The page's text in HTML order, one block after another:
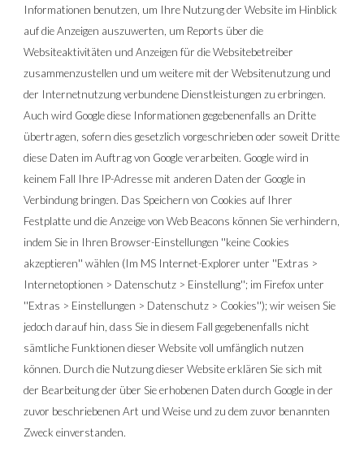
Informationen benutzen, um Ihre Nutzung der Website im Hinblick
auf die Anzeigen auszuwerten, um Reports über die
Websiteaktivitäten und Anzeigen für die Websitebetreiber
zusammenzustellen und um weitere mit der Websitenutzung und
der Internetnutzung verbundene Dienstleistungen zu erbringen.
Auch wird Google diese Informationen gegebenenfalls an Dritte
übertragen, sofern dies gesetzlich vorgeschrieben oder soweit Dritte
diese Daten im Auftrag von Google verarbeiten. Google wird in
keinem Fall Ihre IP-Adresse mit anderen Daten der Google in
Verbindung bringen. Das Speichern von Cookies auf Ihrer
Festplatte und die Anzeige von Web Beacons können Sie verhindern,
indem Sie in Ihren Browser-Einstellungen ''keine Cookies
akzeptieren'' wählen (Im MS Internet-Explorer unter ''Extras >
Internetoptionen > Datenschutz > Einstellung''; im Firefox unter
''Extras > Einstellungen > Datenschutz > Cookies''); wir weisen Sie
jedoch darauf hin, dass Sie in diesem Fall gegebenenfalls nicht
sämtliche Funktionen dieser Website voll umfänglich nutzen
können. Durch die Nutzung dieser Website erklären Sie sich mit
der Bearbeitung der über Sie erhobenen Daten durch Google in der
zuvor beschriebenen Art und Weise und zu dem zuvor benannten
Zweck einverstanden.